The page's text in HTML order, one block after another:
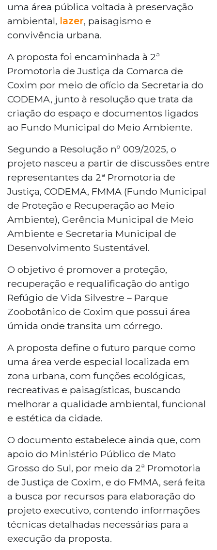
uma área pública voltada à preservação
ambiental, lazer, paisagismo e
convivência urbana.
A proposta foi encaminhada à 2ª
Promotoria de Justiça da Comarca de
Coxim por meio de ofício da Secretaria do
CODEMA, junto à resolução que trata da
criação do espaço e documentos ligados
ao Fundo Municipal do Meio Ambiente.
Segundo a Resolução nº 009/2025, o
projeto nasceu a partir de discussões entre
representantes da 2ª Promotoria de
Justiça, CODEMA, FMMA (Fundo Municipal
de Proteção e Recuperação ao Meio
Ambiente), Gerência Municipal de Meio
Ambiente e Secretaria Municipal de
Desenvolvimento Sustentável.
O objetivo é promover a proteção,
recuperação e requalificação do antigo
Refúgio de Vida Silvestre – Parque
Zoobotânico de Coxim que possui área
úmida onde transita um córrego.
A proposta define o futuro parque como
uma área verde especial localizada em
zona urbana, com funções ecológicas,
recreativas e paisagísticas, buscando
melhorar a qualidade ambiental, funcional
e estética da cidade.
O documento estabelece ainda que, com
apoio do Ministério Público de Mato
Grosso do Sul, por meio da 2ª Promotoria
de Justiça de Coxim, e do FMMA, será feita
a busca por recursos para elaboração do
projeto executivo, contendo informações
técnicas detalhadas necessárias para a
execução da proposta.